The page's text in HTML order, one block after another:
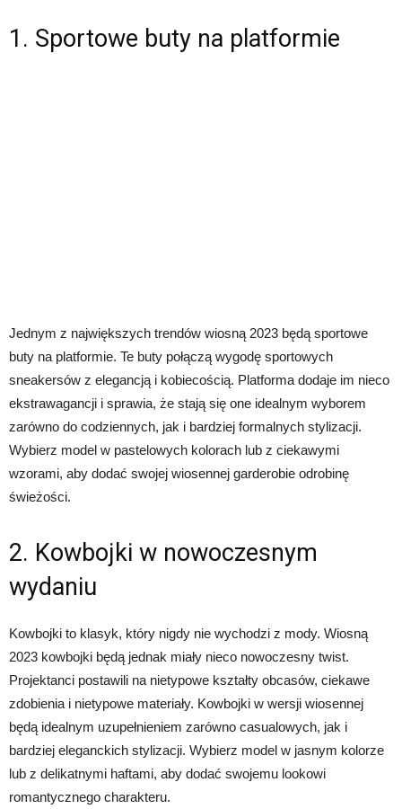
1. Sportowe buty na platformie
Jednym z największych trendów wiosną 2023 będą sportowe
buty na platformie. Te buty połączą wygodę sportowych
sneakersów z elegancją i kobiecością. Platforma dodaje im nieco
ekstrawagancji i sprawia, że stają się one idealnym wyborem
zarówno do codziennych, jak i bardziej formalnych stylizacji.
Wybierz model w pastelowych kolorach lub z ciekawymi
wzorami, aby dodać swojej wiosennej garderobie odrobinę
świeżości.
2. Kowbojki w nowoczesnym
wydaniu
Kowbojki to klasyk, który nigdy nie wychodzi z mody. Wiosną
2023 kowbojki będą jednak miały nieco nowoczesny twist.
Projektanci postawili na nietypowe kształty obcasów, ciekawe
zdobienia i nietypowe materiały. Kowbojki w wersji wiosennej
będą idealnym uzupełnieniem zarówno casualowych, jak i
bardziej eleganckich stylizacji. Wybierz model w jasnym kolorze
lub z delikatnymi haftami, aby dodać swojemu lookowi
romantycznego charakteru.